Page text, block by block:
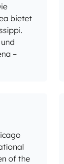
bietet
–
of the